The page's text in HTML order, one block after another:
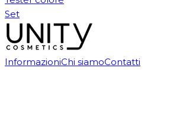
Set
InformazioniChi siamoContatti